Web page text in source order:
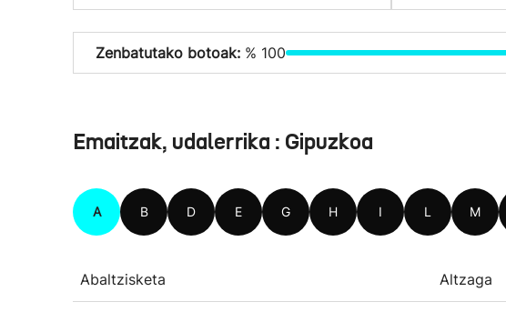
Zenbatutako botoak: % 100
Emaitzak, udalerrika : Gipuzkoa
A B D E G H I L M
Abaltzisketa Altzaga